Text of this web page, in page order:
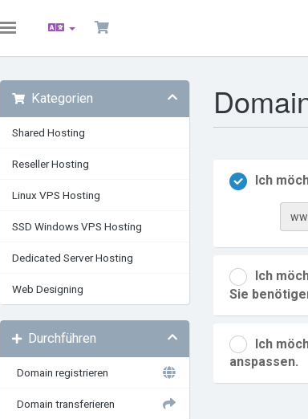
Toggle
Kategorien
Shared Hosting
Reseller Hosting
Linux VPS Hosting
SSD Windows VPS Hosting
Dedicated Server Hosting
Web Designing
Durchführen
Domain registrieren
Domain transferieren
Ich
Ich
Sie
Ich
anspassen.